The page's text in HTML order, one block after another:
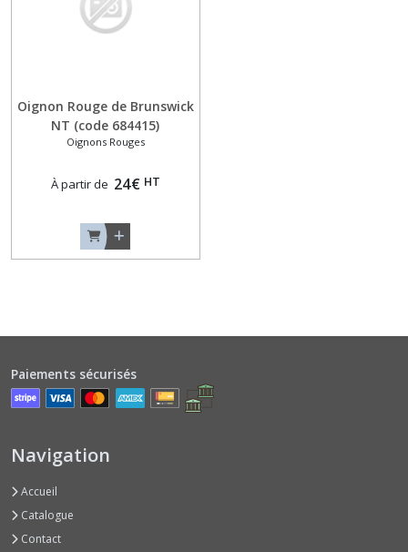
Oignon Rouge de Brunswick
NT (code 684415)
Oignons Rouges
À partir de 24€ HT
Cébettes
Jaunes
Rouges
Panais
(3)
de
Terre
Paiements sécurisés
Navigation
Accueil
Catalogue
Contact